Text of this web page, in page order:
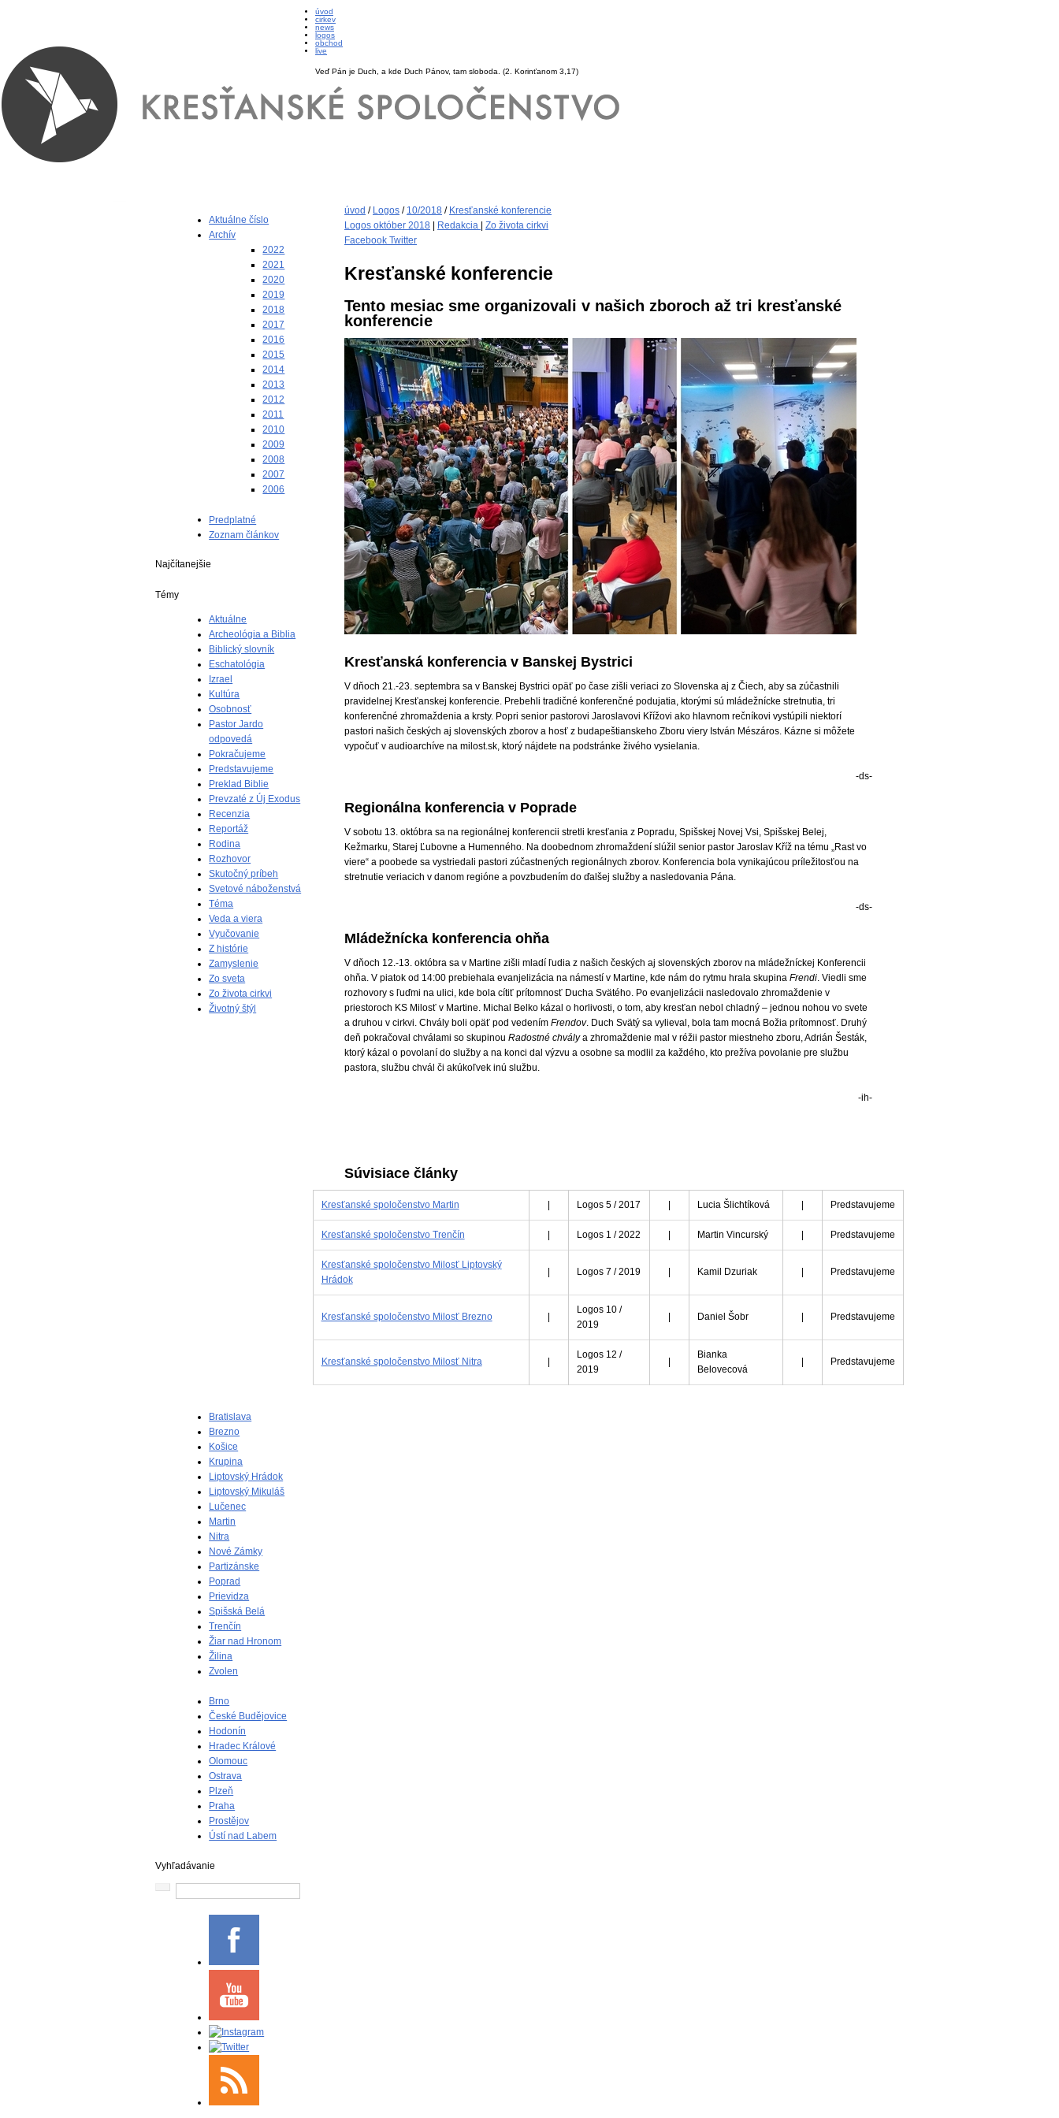
úvod
cirkev
news
logos
obchod
live
Veď Pán je Duch, a kde Duch Pánov, tam sloboda. (2. Korinťanom 3,17)
Aktuálne číslo
Archív
2022
2021
2020
2019
2018
2017
2016
2015
2014
2013
2012
2011
2010
2009
2008
2007
2006
Predplatné
Zoznam článkov
Najčítanejšie
Témy
Aktuálne
Archeológia a Biblia
Biblický slovník
Eschatológia
Izrael
Kultúra
Osobnosť
Pastor Jardo
odpovedá
Pokračujeme
Predstavujeme
Preklad Biblie
Prevzaté z Új Exodus
Recenzia
Reportáž
Rodina
Rozhovor
Skutočný príbeh
Svetové náboženstvá
Téma
Veda a viera
Vyučovanie
Z histórie
Zamyslenie
Zo sveta
Zo života cirkvi
Životný štýl
úvod / Logos / 10/2018 / Kresťanské konferencie
Logos október 2018
Redakcia
Zo života cirkvi
Facebook Twitter
Kresťanské konferencie
Tento mesiac sme organizovali v našich zboroch až tri kresťanské
konferencie
Kresťanská konferencia v Banskej Bystrici
V dňoch 21.-23. septembra sa v Banskej Bystrici opäť po čase zišli veriaci zo Slovenska aj z Čiech, aby sa zúčastnili
pravidelnej Kresťanskej konferencie. Prebehli tradičné konferenčné podujatia, ktorými sú mládežnícke stretnutia, tri
konferenčné zhromaždenia a krsty. Popri senior pastorovi Jaroslavovi Křížovi ako hlavnom rečníkovi vystúpili niektorí
pastori našich českých aj slovenských zborov a hosť z budapeštianskeho Zboru viery István Mészáros. Kázne si môžete
vypočuť v audioarchíve na milost.sk, ktorý nájdete na podstránke živého vysielania.
-ds-
Regionálna konferencia v Poprade
V sobotu 13. októbra sa na regionálnej konferencii stretli kresťania z Popradu, Spišskej Novej Vsi, Spišskej Belej,
Kežmarku, Starej Ľubovne a Humenného. Na doobednom zhromaždení slúžil senior pastor Jaroslav Kříž na tému „Rast vo
viere“ a poobede sa vystriedali pastori zúčastnených regionálnych zborov. Konferencia bola vynikajúcou príležitosťou na
stretnutie veriacich v danom re­gióne a povzbudením do ďalšej služby a nasledovania Pána.
-ds-
Mládežnícka konferencia ohňa
V dňoch 12.-13. októbra sa v Martine zišli mladí ľudia z našich českých aj slovenských zborov na mládežníckej Konferencii
ohňa. V piatok od 14:00 prebiehala evanjelizácia na námestí v Martine, kde nám do rytmu hrala skupina Frendi . Viedli sme
rozhovory s ľuďmi na ulici, kde bola cítiť prítomnosť Ducha Svätého. Po evanjelizácii nasledovalo zhromaždenie v
priestoroch KS Milosť v Martine. Michal Belko kázal o horlivosti, o tom, aby kresťan nebol chladný – jednou nohou vo svete
a druhou v cirkvi. Chvály boli opäť pod vedením Frendov. Duch Svätý sa vylieval, bola tam mocná Božia prítomnosť. Druhý
deň pokračoval chválami so skupinou Radostné chválya zhromaždenie mal v réžii pastor miestneho zboru, Adrián Šesták,
ktorý kázal o povolaní do služby a na konci dal výzvu a osobne sa modlil za každého, kto prežíva povolanie pre službu
pastora, službu chvál či akúkoľvek inú službu.
-ih-
Súvisiace články
Kresťanské spoločenstvo Martin | Logos 5 / 2017 | Lucia Šlichtíková | Predstavujeme
Kresťanské spoločenstvo Trenčín | Logos 1 / 2022 | Martin Vincurský | Predstavujeme
Kresťanské spoločenstvo Milosť Liptovský
Hrádok
| Logos 7 / 2019 | Kamil Dzuriak | Predstavujeme
Kresťanské spoločenstvo Milosť Brezno |
Logos 10 /
2019
| Daniel Šobr | Predstavujeme
Kresťanské spoločenstvo Milosť Nitra |
Logos 12 /
2019
|
Bianka
Belovecová
| Predstavujeme
Bratislava
Brezno
Košice
Krupina
Liptovský Hrádok
Liptovský Mikuláš
Lučenec
Martin
Nitra
Nové Zámky
Partizánske
Poprad
Prievidza
Spišská Belá
Trenčín
Žiar nad Hronom
Žilina
Zvolen
Brno
České Budějovice
Hodonín
Hradec Králové
Olomouc
Ostrava
Plzeň
Praha
Prostějov
Ústí nad Labem
Vyhľadávanie